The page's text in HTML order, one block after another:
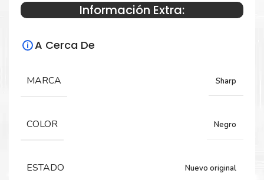
Especificaciones Técnicas
Para impresoras:
465, 564, 565N, 2630, 3050, 3070, 3550,
3570, 4050, 4070, 5050, 5070, 6050, 6070.
44,000 PÁGINAS
Información Extra:
A Cerca De
MARCA Sharp
COLOR Negro
ESTADO Nuevo original